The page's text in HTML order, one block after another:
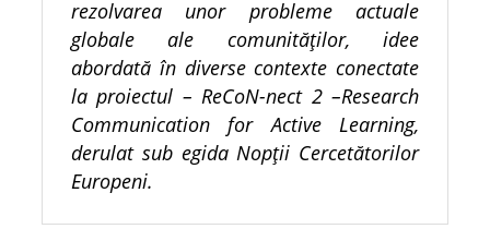
rezolvarea unor probleme actuale
globale ale comunităților, idee
abordată în diverse contexte conectate
la proiectul –ReCoN-nect 2 –Research
Communication for Active Learning,
derulat sub egida Nopții Cercetătorilor
Europeni.